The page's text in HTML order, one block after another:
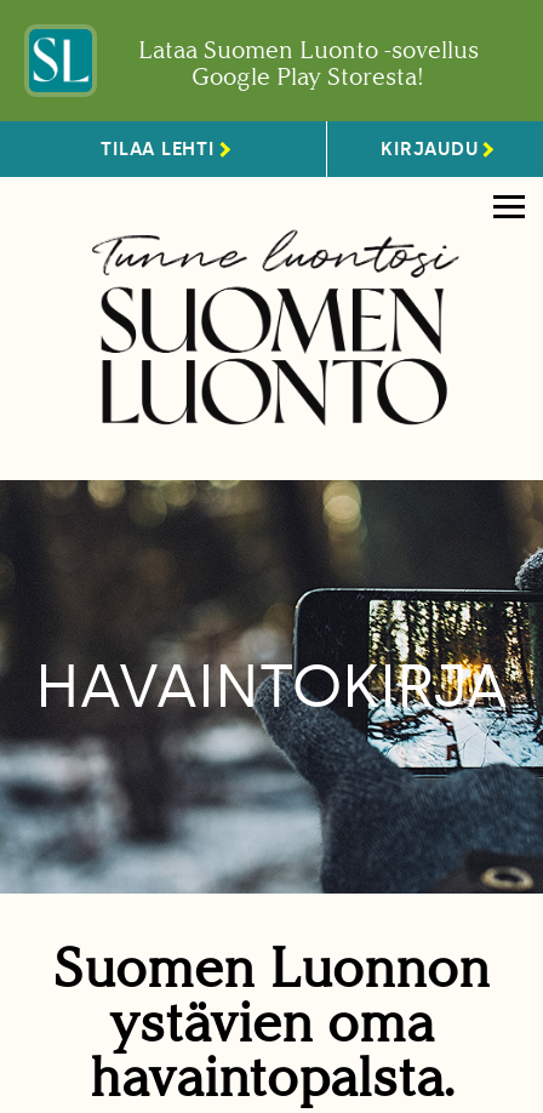
Lataa Suomen Luonto -sovellus
Google Play Storesta!
TILAA LEHTI KIRJAUDU
HAVAINTOKIRJA
Suomen Luonnon
ystävien oma
havaintopalsta.